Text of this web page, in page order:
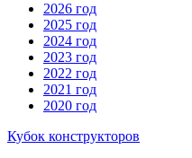
2026 год
2025 год
2024 год
2023 год
2022 год
2021 год
2020 год
Кубок конструкторов